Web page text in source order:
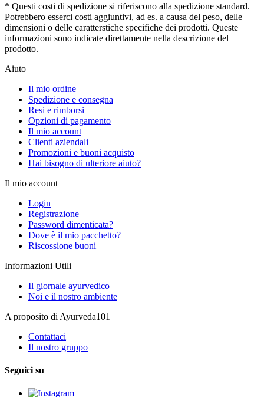
* Questi costi di spedizione si riferiscono alla spedizione standard.
Potrebbero esserci costi aggiuntivi, ad es. a causa del peso, delle
dimensioni o delle caratterstiche specifiche dei prodotti. Queste
informazioni sono indicate direttamente nella descrizione del
prodotto.
Aiuto
Il mio ordine
Spedizione e consegna
Resi e rimborsi
Opzioni di pagamento
Il mio account
Clienti aziendali
Promozioni e buoni acquisto
Hai bisogno di ulteriore aiuto?
Il mio account
Login
Registrazione
Password dimenticata?
Dove è il mio pacchetto?
Riscossione buoni
Informazioni Utili
Il giornale ayurvedico
Noi e il nostro ambiente
A proposito di Ayurveda101
Contattaci
Il nostro gruppo
Seguici su